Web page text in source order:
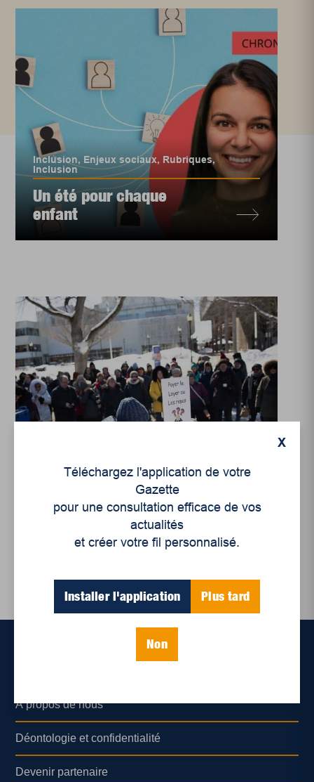
Inclusion, Enjeux sociaux, Rubriques,
Inclusion
Un été pour chaque
enfant
Pour le droit des
femmes au logement!
X
Téléchargez l'application de votre
Gazette
pour une consultation efficace de vos
actualités
et créer votre fil personnalisé.
Installer l'application Plus tard
Non
À propos de nous
Déontologie et confidentialité
Devenir partenaire